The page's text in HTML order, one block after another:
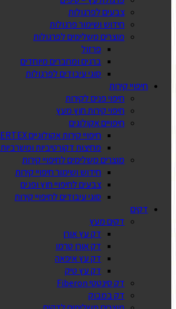
צבעים לפרגולות
חידוש ושימור פרגולות
מוצרים משלימים לפרגולות
פרזול
ברגים ומחברים מיוחדים
סוגי עיבודים לפרגולות
חיפויי קירות
חיפוי פנים לקירות
חיפוי קירות חוץ מעץ
חיפויים אקולוגים
חיפויי קירות אקולוגיים WEATHERTEX
מחיצות דקורטיביות ומשרביות OUTDECO
מוצרים משלימים לחיפויי קירות
חידוש ושימור חיפויי קירות
צבעים לחיפויי חוץ ופנים
סוגי עיבודים לחיפויי קירות
דקים
דקים מעץ
דק עץ אורן
דק אורן טרמו
דק עץ איפאה
דק עץ טיק
דק סינטטי Fiberon
דק במבוק